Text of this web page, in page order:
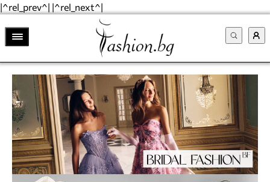
|^rel_prev^| |^rel_next^|